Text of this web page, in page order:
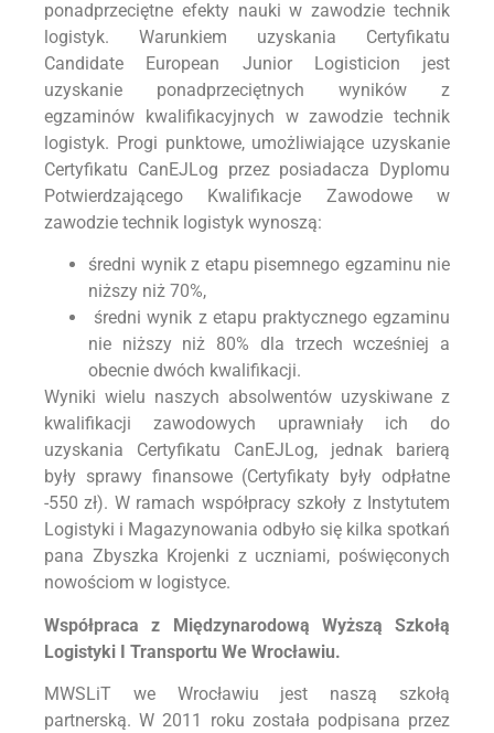
ponadprzeciętne efekty nauki w zawodzie technik
logistyk. Warunkiem uzyskania Certyfikatu
Candidate European Junior Logisticion jest
uzyskanie ponadprzeciętnych wyników z
egzaminów kwalifikacyjnych w zawodzie technik
logistyk. Progi punktowe, umożliwiające uzyskanie
Certyfikatu CanEJLog przez posiadacza Dyplomu
Potwierdzającego Kwalifikacje Zawodowe w
zawodzie technik logistyk wynoszą:
średni wynik z etapu pisemnego egzaminu nie
niższy niż 70%,
średni wynik z etapu praktycznego egzaminu
nie niższy niż 80% dla trzech wcześniej a
obecnie dwóch kwalifikacji.
Wyniki wielu naszych absolwentów uzyskiwane z
kwalifikacji zawodowych uprawniały ich do
uzyskania Certyfikatu CanEJLog, jednak barierą
były sprawy finansowe (Certyfikaty były odpłatne
-550 zł). W ramach współpracy szkoły z Instytutem
Logistyki i Magazynowania odbyło się kilka spotkań
pana Zbyszka Krojenki z uczniami, poświęconych
nowościom w logistyce.
Współpraca z Międzynarodową Wyższą Szkołą
Logistyki I Transportu We Wrocławiu.
MWSLiT we Wrocławiu jest naszą szkołą
partnerską. W 2011 roku została podpisana przez